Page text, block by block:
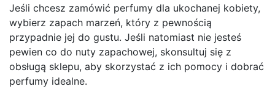
Jeśli chcesz zamówić perfumy dla ukochanej kobiety,
wybierz zapach marzeń, który z pewnością
przypadnie jej do gustu. Jeśli natomiast nie jesteś
pewien co do nuty zapachowej, skonsultuj się z
obsługą sklepu, aby skorzystać z ich pomocy i dobrać
perfumy idealne.